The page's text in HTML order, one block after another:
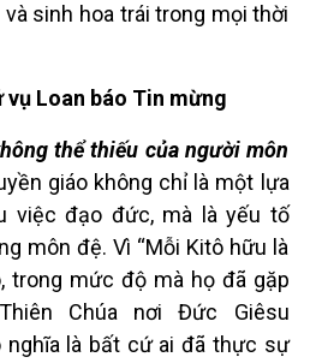
sinh hoa trái trong mọi thời
vụ Loan báo Tin mừng
thể thiếu của người môn
giáo không chỉ là một lựa
việc đạo đức, mà là yếu tố
môn đệ. Vì “Mỗi Kitô hữu là
trong mức độ mà họ đã gặp
Chúa nơi Đức Giêsu
là bất cứ ai đã thực sự